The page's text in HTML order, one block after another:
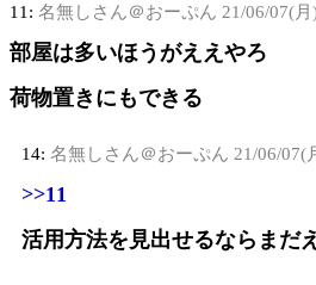
11: 名無しさん＠おーぷん 21/06/07(
部屋は多いほうがええやろ
荷物置きにもできる
14: 名無しさん＠おーぷん 21/06/07(
>>11
活用方法を見出せるならまだ